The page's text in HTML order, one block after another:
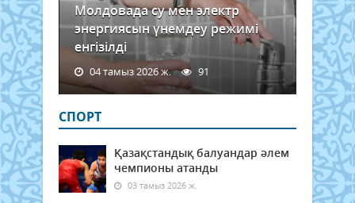
Молдовада су мен электр
энергиясын үнемдеу режимі
енгізілді
04 тамыз 2026 ж. 91
СПОРТ
Қазақстандық балуандар әлем
чемпионы атанды
03 тамыз 2026 ж.